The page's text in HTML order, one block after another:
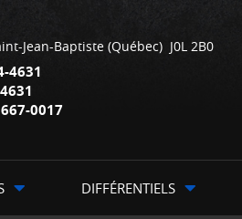
Jean-Baptiste (Québec) J0L 2B0
4631
0017
DIFFÉRENTIELS